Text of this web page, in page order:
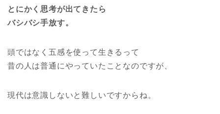
とにかく思考が出てきたら
バシバシ手放す。
頭ではなく五感を使って生きるって
昔の人は普通にやっていたことなのですが、
現代は意識しないと難しいですからね。